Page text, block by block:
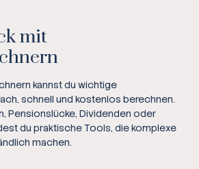
mit
kannst du wichtige
schnell und kostenlos berechnen.
Pensionslücke, Dividenden oder
du praktische Tools, die komplexe
machen.